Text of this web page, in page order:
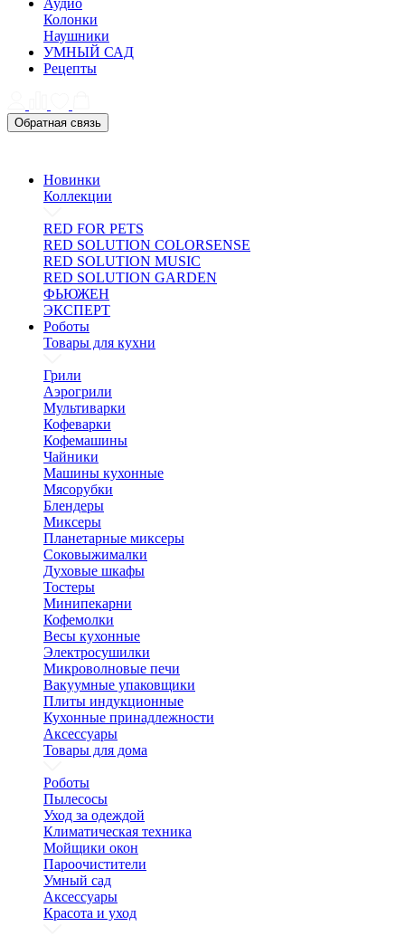
Колонки
Наушники
УМНЫЙ САД
Рецепты
Обратная связь
Новинки
Коллекции
RED FOR PETS
RED SOLUTION COLORSENSE
RED SOLUTION MUSIC
RED SOLUTION GARDEN
ФЬЮЖЕН
ЭКСПЕРТ
Роботы
Товары для кухни
Грили
Аэрогрили
Мультиварки
Кофеварки
Кофемашины
Чайники
Машины кухонные
Мясорубки
Блендеры
Миксеры
Планетарные миксеры
Соковыжималки
Духовые шкафы
Тостеры
Минипекарни
Кофемолки
Весы кухонные
Электросушилки
Микроволновые печи
Вакуумные упаковщики
Плиты индукционные
Кухонные принадлежности
Аксессуары
Товары для дома
Роботы
Пылесосы
Уход за одеждой
Климатическая техника
Мойщики окон
Пароочистители
Умный сад
Аксессуары
Красота и уход